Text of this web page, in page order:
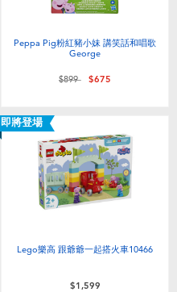
Peppa Pig粉紅豬小妹 講笑話和唱歌
George
價格從
$899至$675
即將登場
Lego樂高 跟爺爺一起搭火車10466
$1,599